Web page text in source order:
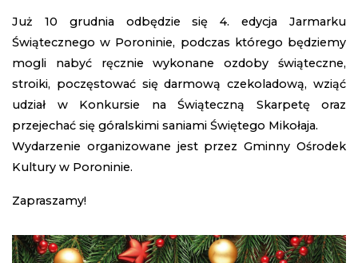
Już 10 grudnia odbędzie się 4. edycja Jarmarku
Świątecznego w Poroninie, podczas którego będziemy
mogli nabyć ręcznie wykonane ozdoby świąteczne,
stroiki, poczęstować się darmową czekoladową, wziąć
udział w Konkursie na Świąteczną Skarpetę oraz
przejechać się góralskimi saniami Świętego Mikołaja.
Wydarzenie organizowane jest przez Gminny Ośrodek
Kultury w Poroninie.
Zapraszamy!